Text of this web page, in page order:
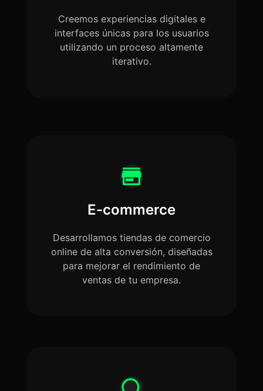
Creemos experiencias digitales e
interfaces únicas para los usuarios
utilizando un proceso altamente
iterativo.
E-commerce
Desarrollamos tiendas de comercio
online de alta conversión, diseñadas
para mejorar el rendimiento de
ventas de tu empresa.